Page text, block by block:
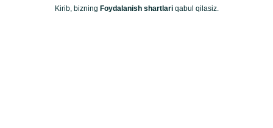
Kirib, bizning Foydalanish shartlariqabul qilasiz.